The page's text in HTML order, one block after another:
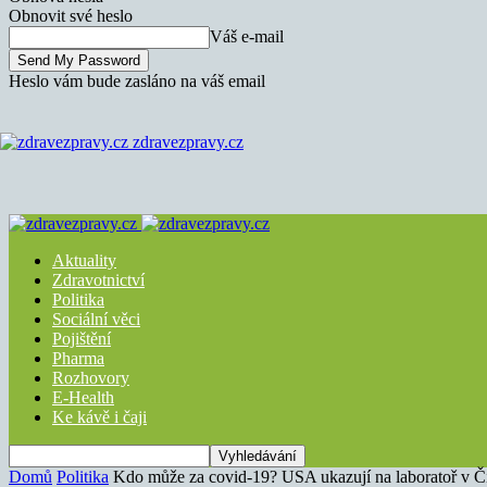
Obnovit své heslo
Váš e-mail
Heslo vám bude zasláno na váš email
zdravezpravy.cz
Aktuality
Zdravotnictví
Politika
Sociální věci
Pojištění
Pharma
Rozhovory
E-Health
Ke kávě i čaji
Domů Politika Kdo může za covid-19? USA ukazují na laboratoř v